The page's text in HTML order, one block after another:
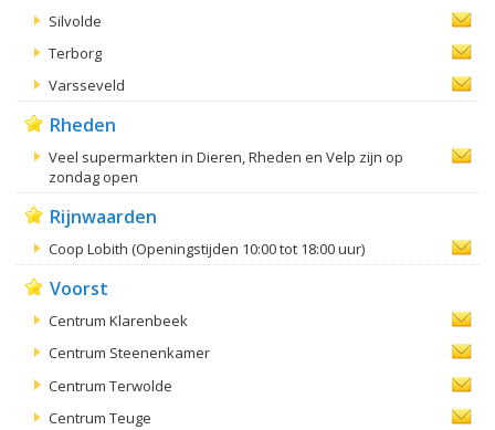
Silvolde
Terborg
Varsseveld
Rheden
Veel supermarkten in Dieren, Rheden en Velp zijn op
zondag open
Rijnwaarden
Coop Lobith (Openingstijden 10:00 tot 18:00 uur)
Voorst
Centrum Klarenbeek
Centrum Steenenkamer
Centrum Terwolde
Centrum Teuge